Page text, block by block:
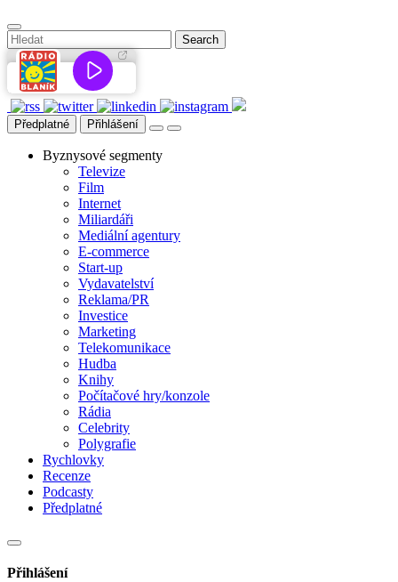
Předplatné Přihlášení
Byznysové segmenty
Televize
Film
Internet
Miliardáři
Mediální agentury
E-commerce
Start-up
Vydavatelství
Reklama/PR
Investice
Marketing
Telekomunikace
Hudba
Knihy
Počítačové hry/konzole
Rádia
Celebrity
Polygrafie
Rychlovky
Recenze
Podcasty
Předplatné
Přihlášení